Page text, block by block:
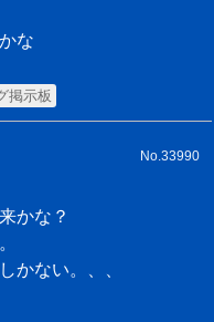
な
掲示板
No.33990
かな？
かない。、、